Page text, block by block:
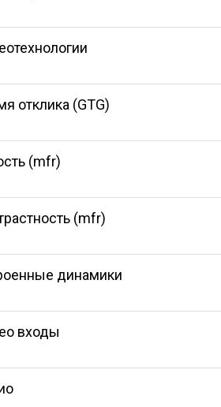
отклика (GTG)
(mfr)
(mfr)
динамики
входы